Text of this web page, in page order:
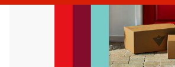
Fermeture
à
22:00
cliquer
pour
changer